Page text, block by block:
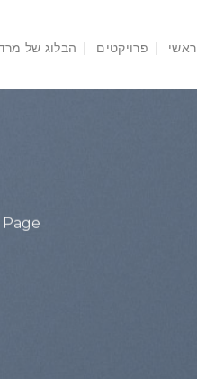
ראשי פרויקטים הבלוג של